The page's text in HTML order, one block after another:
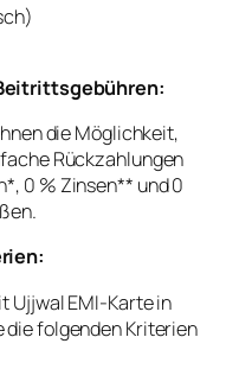
die Möglichkeit,
Rückzahlungen
0 % Zinsen** und 0
Ujjwal EMI-Karte in
die folgenden Kriterien